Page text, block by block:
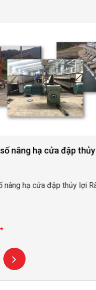
thủy lợi Rào Nam –
lợi Rào Nam – Quảng